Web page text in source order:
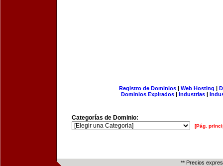
Registro de Dominios| Web Hosting |
Dominios Expirados | Industrias |
Categorías de Dominio:
[Pág.
** Precios